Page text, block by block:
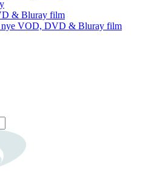
& Bluray film
nye VOD, DVD & Bluray film